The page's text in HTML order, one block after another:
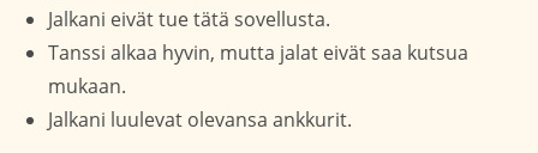
Jalkani eivät tue tätä sovellusta.
Tanssi alkaa hyvin, mutta jalat eivät saa kutsua
mukaan.
Jalkani luulevat olevansa ankkurit.